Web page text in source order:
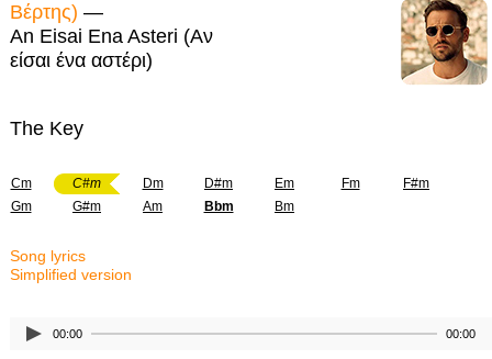
Βέρτης) —
An Eisai Ena Asteri (Αν
είσαι ένα αστέρι)
The Key
Cm C#m Dm D#m Em Fm
F#m
Gm
G#m Am Bbm Bm
Song lyrics
Simplified version
00:00 00:00